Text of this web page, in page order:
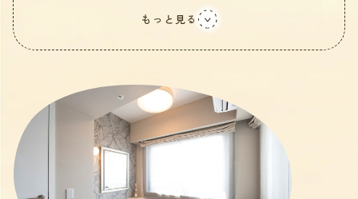
#お掃除しやすく #照明計画
#マンション
#店舗/商業施設
もっと見る